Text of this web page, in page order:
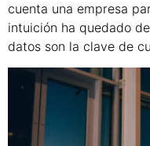
cuenta una empresa
intuición ha quedado
datos son la clave de